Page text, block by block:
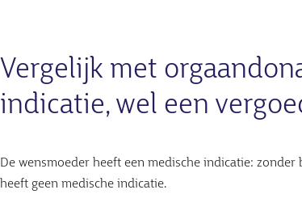
Vergelijk met
indicatie, wel een
De wensmoeder heeft een medische indicatie:
heeft geen medische indicatie.